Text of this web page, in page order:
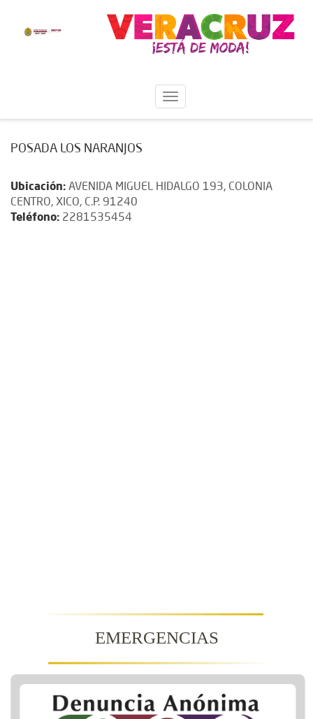
POSADA LOS NARANJOS
Ubicación: AVENIDA MIGUEL HIDALGO 193, COLONIA
CENTRO, XICO, C.P. 91240
Teléfono: 2281535454
EMERGENCIAS